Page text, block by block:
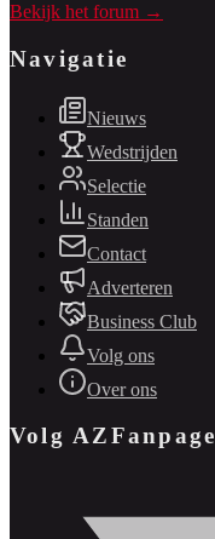
Bekijk het forum →
Navigatie
Nieuws
Wedstrijden
Selectie
Standen
Contact
Adverteren
Business Club
Volg ons
Over ons
Volg AZFanpage